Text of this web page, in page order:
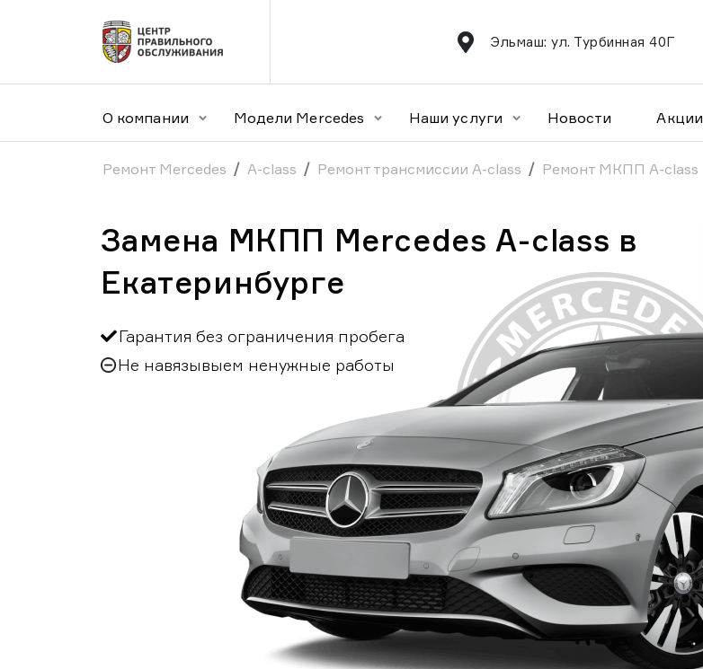
Эльмаш: ул. Турбинная 40Г
О компании Модели Mercedes Наши услуги Новости Акции
Ремонт Mercedes A-class Ремонт трансмиссии A-class Ремонт МКПП A-class
Замена МКПП Mercedes A-class в
Екатеринбурге
Гарантия без ограничения пробега
Не навязывыем ненужные работы